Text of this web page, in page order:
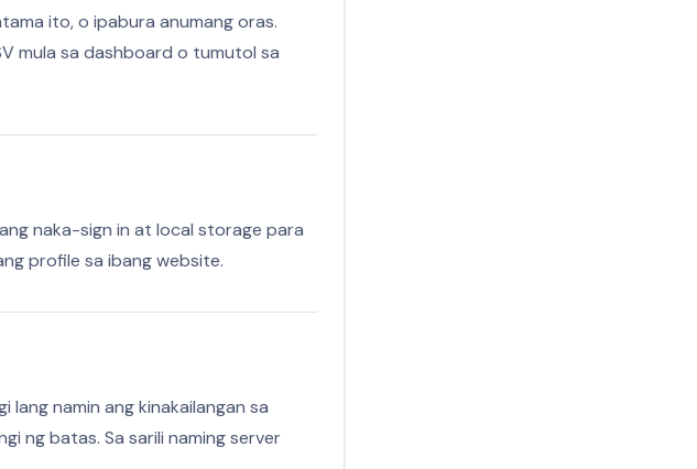
ito, o ipabura anumang oras.
mula sa dashboard o tumutol sa
naka-sign in at local storage para
profile sa ibang website.
lang namin ang kinakailangan sa
ng batas. Sa sarili naming server